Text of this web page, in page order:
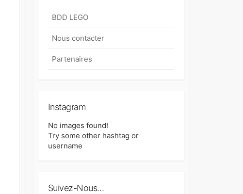
BDD LEGO
Nous contacter
Partenaires
Instagram
No images found!
Try some other hashtag or
username
Suivez-Nous…